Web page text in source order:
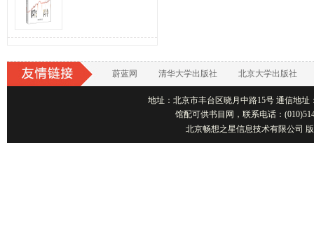
蔚蓝网 清华大学出版社 北京大学出版社
地址：北京市丰台区晓月中路15号 通信地址
馆配可供书目网，联系电话：
北京畅想之星信息技术有限公司